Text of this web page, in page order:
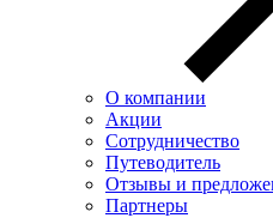
О компании
Акции
Сотрудничество
Путеводитель
Отзывы и
Партнеры